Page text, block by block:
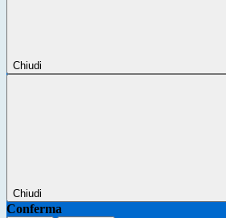
Chiudi
Chiudi
Conferma